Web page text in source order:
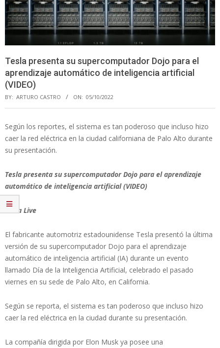
Tesla presenta su supercomputador Dojo para el
aprendizaje automático de inteligencia artificial
(VIDEO)
BY: ARTURO CASTRO ON: 05/10/2022
Según los reportes, el sistema es tan poderoso que incluso hizo
caer la red eléctrica en la ciudad californiana de Palo Alto durante
su presentación.
Tesla presenta su supercomputador Dojo para el aprendizaje
automático de inteligencia artificial (VIDEO)
Tesla Live
El fabricante automotriz estadounidense Tesla presentó la última
versión de su supercomputador Dojo para el aprendizaje
automático de inteligencia artificial (IA) durante un evento
llamado Día de la Inteligencia Artificial, celebrado el pasado
viernes en su sede de Palo Alto, en California.
Según se reporta, el sistema es tan poderoso que incluso hizo
caer la red eléctrica en la ciudad durante su presentación.
La compañía dirigida por Elon Musk ya posee una